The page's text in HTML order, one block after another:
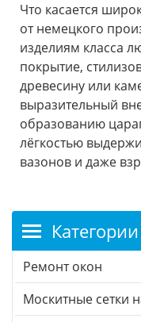
Что касается
от немецкого
изделиям класса
покрытие,
древесину или
выразительный
образованию
лёгкостью
вазонов и даже
Категории
Ремонт окон
Москитные сетки